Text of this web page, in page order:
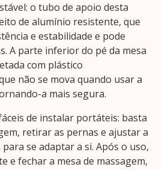
o tubo de apoio desta
de alumínio resistente, que
e estabilidade e pode
A parte inferior do pé da mesa
com plástico
não se mova quando usar a
a mais segura.
de instalar portáteis: basta
retirar as pernas e ajustar a
se adaptar a si. Após o uso,
e fechar a mesa de massagem,